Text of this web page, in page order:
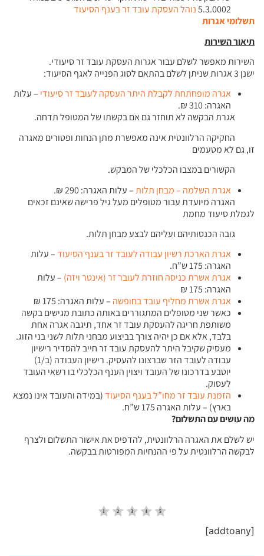
5.3.0002נוהל העסקת עובד זר בענף הסיעוד
תשלומי אגרות
תיאור השירות
השירות מאפשר לשלם עבור אגרות העסקת עובד זר סיעודי.
ישנן 3 אגרות שניתן לשלם בהתאם לסוג הפנייה לאגף הסיעוד:
אגרה מופחתחת לקבלת היתר העסקה לעובד זר סיעודי – עלות
האגרה: 310 ₪.
אגרת הבקשה לא תוחזר גם אם בקשתו של המטופל תדחה.
החקיקה הרלוונטית אינה מאפשרת מתן הנחות ופטורים מאגרה
זו, גם לא מטעמים
הקשורים במצבו הכלכלי של המבקש.
אגרת השלמה – מבחן תלות– עלות האגרה: 290 ₪.
האגרה מיועדת עבור מטופלים מעל גיל פרישה שאינם זכאים
לגמלת סיעוד מחמת
גובה הכנסותיהם ועליהם לבצע מבחן תלות.
אגרת הארכת רשיון עבודה לעובד זר בענף הסיעוד– עלות
האגרה: 175 ש”ח.
אגרת אשרת כניסה חוזרת לעובר זר (אינטר ויזה) – עלות
האגרה: 175 ₪
אגרת אשרת מחליף עובד בחופשה – עלות האגרה: 175 ₪
כאשר שני מטופלים המתגוררים באותה כתובת מגישים בקשה
משותפת חריגה להעסקת עובד זר אחד, תיגבה אגרה אחת
בלבד, אלא אם כן יהיה צורך בביצוע מבחני תלות לשני בני הזוג.
מעסיק שקיבל היתר להעסקת עובד זר חייב להסדיר רישיון
עבודה לעובד הזר שברצונו להעסיק. רישיון העבודה (ב/1)
יוטבע בדרכונו של העובד ויצוין הענף הכלכלי בו רשאי העובד
לעסוק.
הזמנת עובד זר מחו”ל בענף הסיעוד(במידה והעובד אינו נמצא
בארץ) – עלות האגרה 175 ש”ח.
מה עושים עם התשלום?
יש לשלם את האגרה הרלוונטית, להדפיס את אישור התשלום ולצרף
לבקשה הרלוונטית על פי ההנחיות המפורטות בבקשה.
[addtoany]